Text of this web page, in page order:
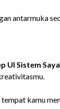
antarmuka
UI Sistem
kamu